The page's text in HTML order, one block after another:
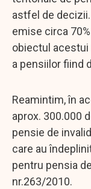
astfel de
emise circa
obiectul acestui
a pensiilor fiind
Reamintim, în
aprox. 300.000
pensie de
care au
pentru pensia
nr.263/2010.